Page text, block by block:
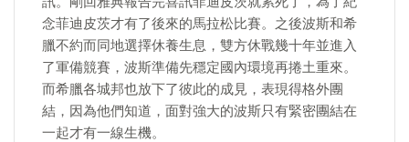
念菲迪皮茨才有了後來的馬拉松比賽。之後波斯和希
臘不約而同地選擇休養生息，雙方休戰幾十年並進入
了軍備競賽，波斯準備先穩定國內環境再捲土重來。
而希臘各城邦也放下了彼此的成見，表現得格外團
結，因為他們知道，面對強大的波斯只有緊密團結在
一起才有一線生機。